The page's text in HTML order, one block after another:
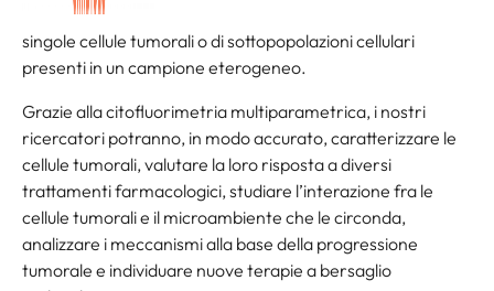
acquisto: il suo utilizzo infatti permette lo studio delle
singole cellule tumorali o di sottopopolazioni cellulari
presenti in un campione eterogeneo.
Grazie alla citofluorimetria multiparametrica, i nostri
ricercatori potranno, in modo accurato, caratterizzare le
cellule tumorali, valutare la loro risposta a diversi
trattamenti farmacologici, studiare l’interazione fra le
cellule tumorali e il microambiente che le circonda,
analizzare i meccanismi alla base della progressione
tumorale e individuare nuove terapie a bersaglio